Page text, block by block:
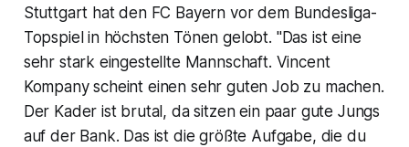
Stuttgart hat den FC Bayern vor dem Bundesliga-
Topspiel in höchsten Tönen gelobt. "Das ist eine
sehr stark eingestellte Mannschaft. Vincent
Kompany scheint einen sehr guten Job zu machen.
Der Kader ist brutal, da sitzen ein paar gute Jungs
auf der Bank. Das ist die größte Aufgabe, die du